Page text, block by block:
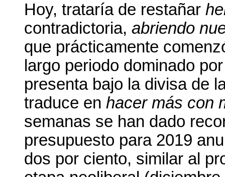
Hoy, trataría de restañar
contradictoria, abriendo
que prácticamente
largo periodo dominado
presenta bajo la divisa de
traduce en hacer más con
semanas se han dado
presupuesto para 2019
dos por ciento, similar al